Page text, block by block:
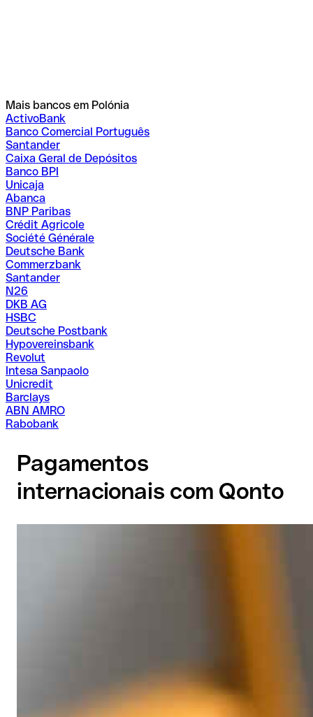
Mais bancos em Polónia
ActivoBank
Banco Comercial Português
Santander
Caixa Geral de Depósitos
Banco BPI
Unicaja
Abanca
BNP Paribas
Crédit Agricole
Société Générale
Deutsche Bank
Commerzbank
Santander
N26
DKB AG
HSBC
Deutsche Postbank
Hypovereinsbank
Revolut
Intesa Sanpaolo
Unicredit
Barclays
ABN AMRO
Rabobank
Pagamentos
internacionais com Qonto